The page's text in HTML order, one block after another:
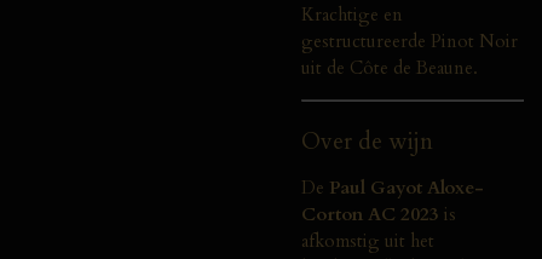
Krachtige en
gestructureerde Pinot Noir
uit de Côte de Beaune.
Over de wijn
De Paul Gayot Aloxe-
Corton AC 2023 is
afkomstig uit het